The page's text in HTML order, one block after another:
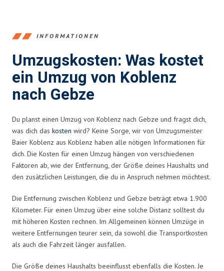
INFORMATIONEN
Umzugskosten: Was kostet
ein Umzug von Koblenz
nach Gebze
Du planst einen Umzug von Koblenz nach Gebze und fragst dich,
was dich das kosten wird? Keine Sorge, wir von Umzugsmeister
Baier Koblenz aus Koblenz haben alle nötigen Informationen für
dich. Die Kosten für einen Umzug hängen von verschiedenen
Faktoren ab, wie der Entfernung, der Größe deines Haushalts und
den zusätzlichen Leistungen, die du in Anspruch nehmen möchtest.
Die Entfernung zwischen Koblenz und Gebze beträgt etwa 1.900
Kilometer. Für einen Umzug über eine solche Distanz solltest du
mit höheren Kosten rechnen. Im Allgemeinen können Umzüge in
weitere Entfernungen teurer sein, da sowohl die Transportkosten
als auch die Fahrzeit länger ausfallen.
Die Größe deines Haushalts beeinflusst ebenfalls die Kosten. Je